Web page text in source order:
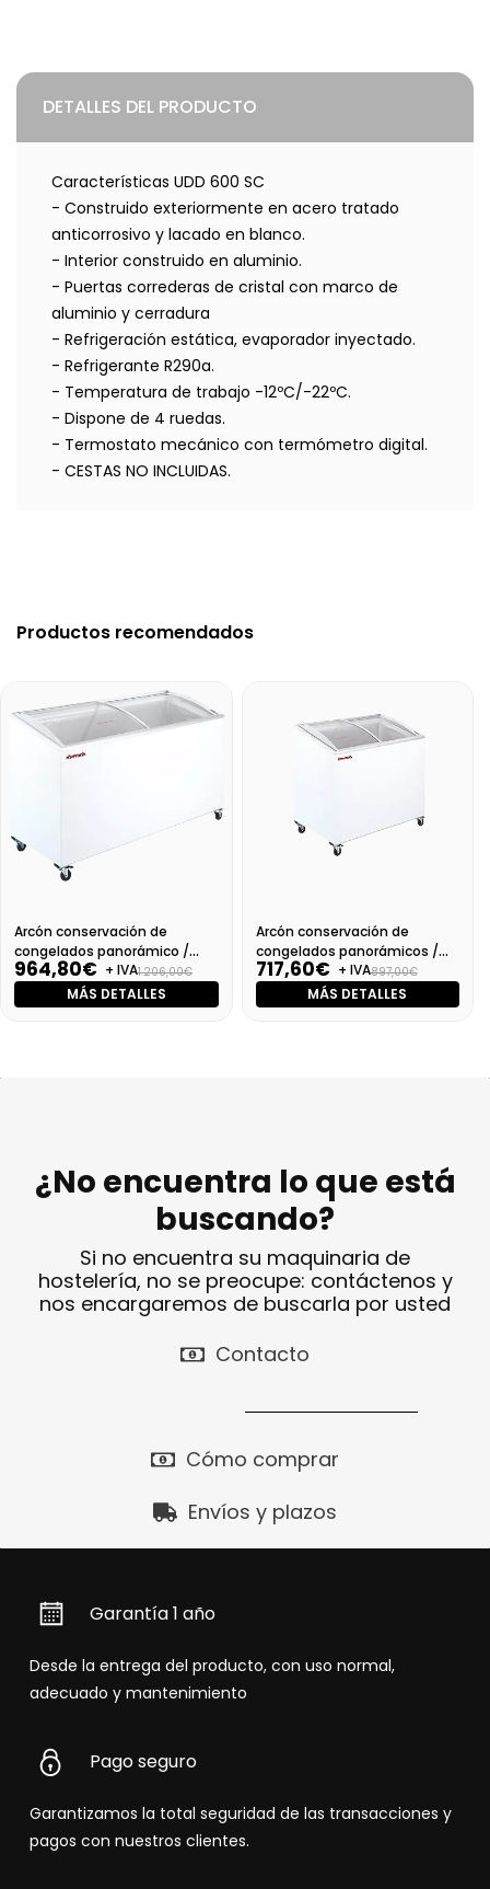
DETALLES DEL PRODUCTO
Características UDD 600 SC
- Construido exteriormente en acero tratado
anticorrosivo y lacado en blanco.
- Interior construido en aluminio.
- Puertas correderas de cristal con marco de
aluminio y cerradura
- Refrigeración estática, evaporador inyectado.
- Refrigerante R290a.
- Temperatura de trabajo -12ºC/-22ºC.
- Dispone de 4 ruedas.
- Termostato mecánico con termómetro digital.
- CESTAS NO INCLUIDAS.
Productos recomendados
Arcón conservación de
congelados panorámico /
puertas correderas curvas
UDD 500 SCEB
964,80€ + IVA1.206,00€
MÁS DETALLES
Arcón conservación de
congelados panorámicos /
puertas correderas curvas
UDD 300 SCEB
717,60€ + IVA897,00€
MÁS DETALLES
¿No encuentra lo que está
buscando?
Si no encuentra su maquinaria de
hostelería, no se preocupe: contáctenos y
nos encargaremos de buscarla por usted
Contacto
Cómo comprar
Envíos y plazos
Garantía 1 año
Desde la entrega del producto, con uso normal,
adecuado y mantenimiento
Pago seguro
Garantizamos la total seguridad de las transacciones y
pagos con nuestros clientes.